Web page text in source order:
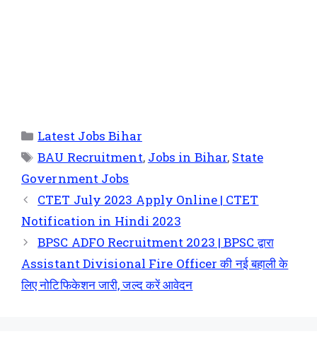
Latest Jobs Bihar
BAU Recruitment, Jobs in Bihar, State
Government Jobs
CTET July 2023 Apply Online | CTET
Notification in Hindi 2023
BPSC ADFO Recruitment 2023 | BPSC द्वारा
Assistant Divisional Fire Officer की नई बहाली के
लिए नोटिफिकेशन जारी, जल्द करें आवेदन